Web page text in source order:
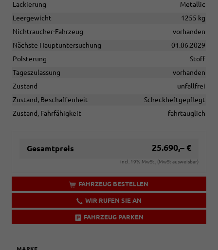
Lackierung
Metallic
Leergewicht
1255 kg
Nichtraucher-Fahrzeug
vorhanden
Nächste Hauptuntersuchung
01.06.2029
Polsterung
Stoff
Tageszulassung
vorhanden
Zustand
unfallfrei
Zustand, Beschaffenheit
Scheckheftgepflegt
Zustand, Fahrfähigkeit
fahrtauglich
Gesamtpreis 25.690,– €
incl. 19% MwSt., (MwSt ausweisbar)
FAHRZEUG BESTELLEN
WIR RUFEN SIE AN
FAHRZEUG PARKEN